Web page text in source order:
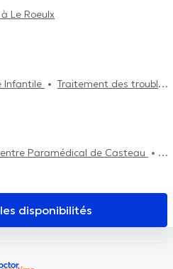
Le Roeulx
Infantile
Traitement des troubles
Paramédical de Casteau
des Alliés Mons
NaturHouse Mons
NaturHouse La Louvière
disponibilités